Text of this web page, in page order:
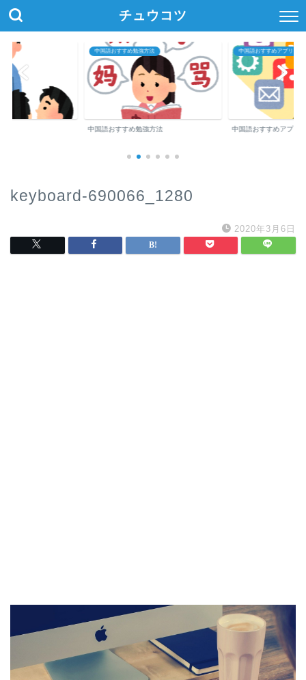
チュウコツ
中国語おすすめ勉強方法
中国語おすすめ勉強方法
中国語おすすめアプリ・参
中国語おすすめアプリ
keyboard-690066_1280
2020年3月6日